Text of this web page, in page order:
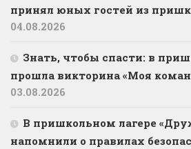
принял юных гостей из
04.08.2026
Знать, чтобы спасти: в
прошла викторина «Моя
03.08.2026
В пришкольном лагере
напомнили о правилах